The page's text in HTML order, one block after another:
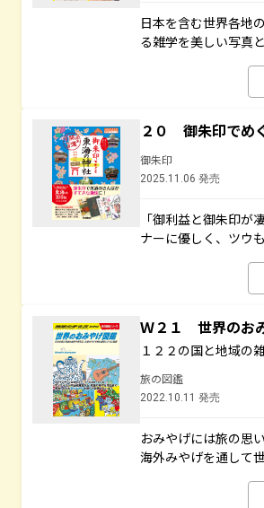
日本を含む世界各地
る雑学を美しい写真
２０ 御朱印でめ
御朱印
2025.11.06 発売
「御利益と御朱印
ナーに優しく、ツウ
Ｗ２１ 世界のお
１２２の国と地域の
旅の図鑑
2022.10.11 発売
おみやげには旅の思
海外みやげを通して